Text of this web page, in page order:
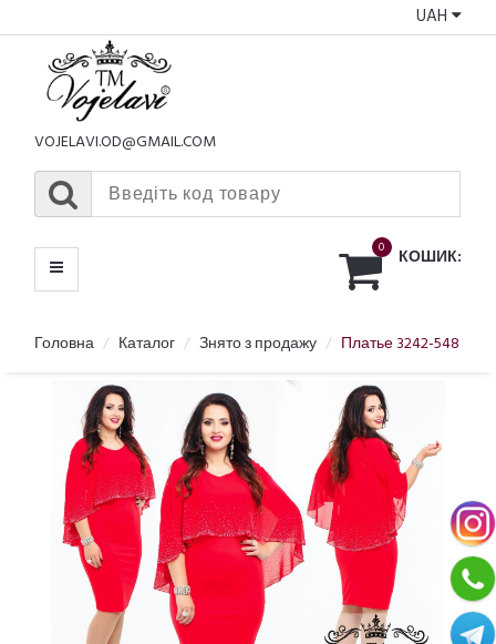
UAH
VOJELAVI.OD@GMAIL.COM
0 КОШИК:
МЕНЮ
Головна Каталог Знято з продажу Платье 3242-548